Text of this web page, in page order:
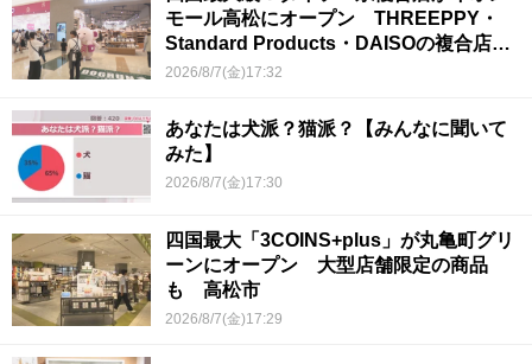
モール高松にオープン THREEPPY・
Standard Products・DAISOの複合店は
香川県初
2026/8/7(金)17:32
あなたは犬派？猫派？【みんなに聞いて
みた】
2026/8/7(金)17:30
四国最大「3COINS+plus」が丸亀町グリ
ーンにオープン 大型店舗限定の商品
も 高松市
2026/8/7(金)17:29